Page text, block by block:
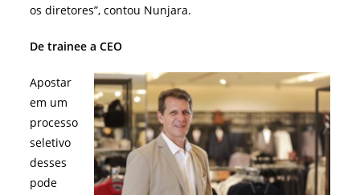
os diretores”, contou Nunjara.
De trainee a CEO
Apostar
em um
processo
seletivo
desses
pode